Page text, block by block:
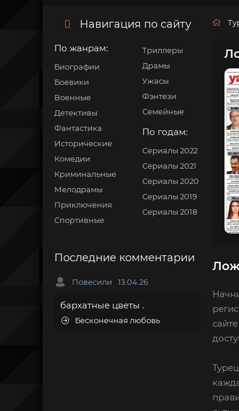
Навигация по сайту
По жанрам:
Биографии
Боевики
Военные
Детективы
Фантастика
Исторические
Комедии
Криминальные
Мелодрамы
Приключения
Спортивные
Триллеры
Драмы
Ужасы
Фэнтези
Семейные
По годам:
Сериалы 2022
Сериалы 2021
Сериалы 2020
Сериалы 2019
Сериалы 2018
Последние комментарии
Повесили 13.04.26
бархатные цветы .
Бесконечная любовь